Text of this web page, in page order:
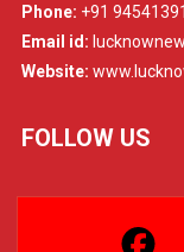
Phone: +91
Email id:
Website:
FOLLOW US